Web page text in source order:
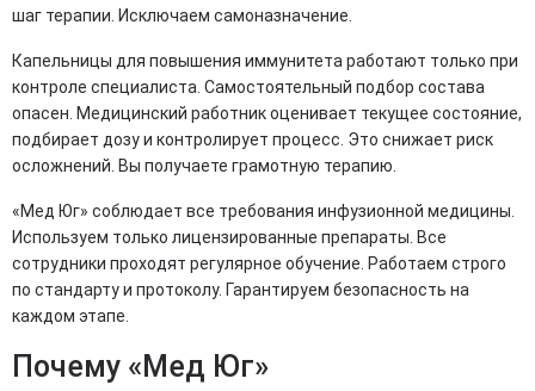
шаг терапии. Исключаем самоназначение.
Капельницы для повышения иммунитета работают только при
контроле специалиста. Самостоятельный подбор состава
опасен. Медицинский работник оценивает текущее состояние,
подбирает дозу и контролирует процесс. Это снижает риск
осложнений. Вы получаете грамотную терапию.
«Мед Юг» соблюдает все требования инфузионной медицины.
Используем только лицензированные препараты. Все
сотрудники проходят регулярное обучение. Работаем строго
по стандарту и протоколу. Гарантируем безопасность на
каждом этапе.
Почему «Мед Юг»